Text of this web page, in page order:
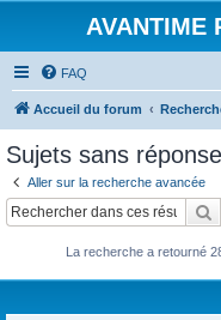
AVANTIME
FAQ
Accueil du forum
Sujets sans réponse
Aller sur la recherche avancée
La recherche a retourné